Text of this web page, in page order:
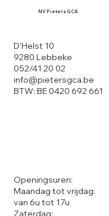
NV Pieters GCA
D'Helst 10
9280 Lebbeke
052/41 20 02
info@pietersgca.be
BTW: BE 0420 692 661
Openingsuren:
Maandag tot vrijdag:
van 6u tot 17u
Zaterdag: